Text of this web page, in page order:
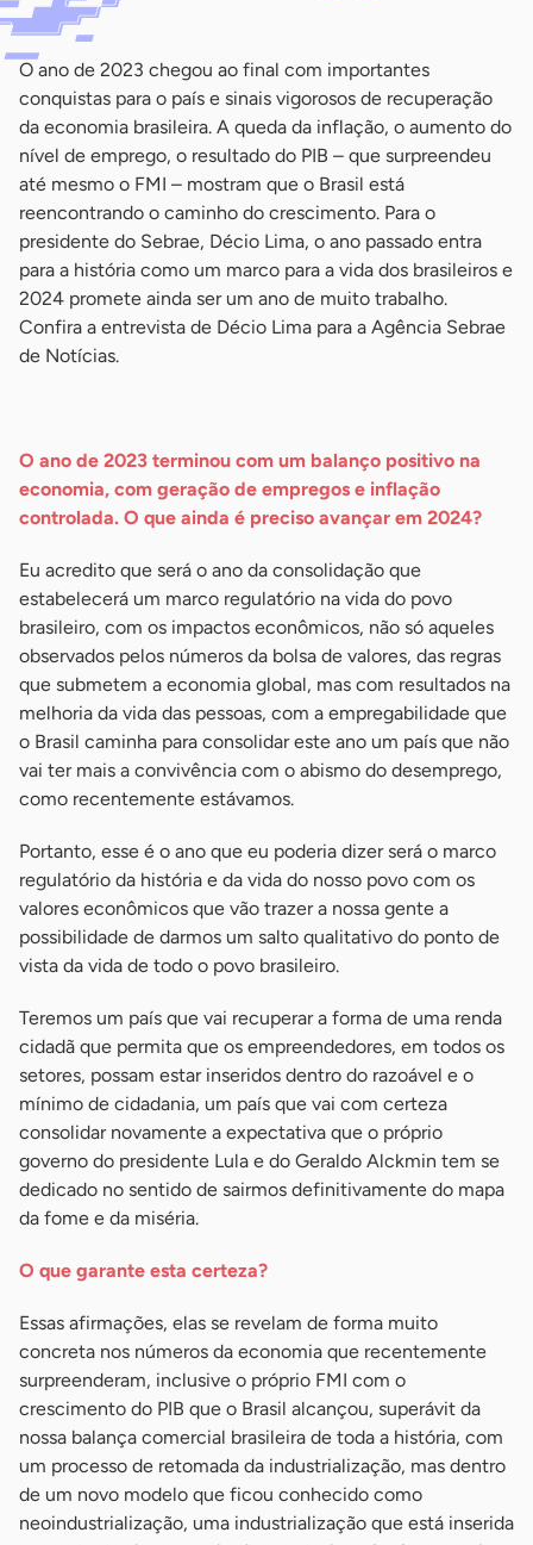
O ano de 2023 chegou ao final com importantes
conquistas para o país e sinais vigorosos de recuperação
da economia brasileira. A queda da inflação, o aumento do
nível de emprego, o resultado do PIB – que surpreendeu
até mesmo o FMI – mostram que o Brasil está
reencontrando o caminho do crescimento. Para o
presidente do Sebrae, Décio Lima, o ano passado entra
para a história como um marco para a vida dos brasileiros e
2024 promete ainda ser um ano de muito trabalho.
Confira a entrevista de Décio Lima para a Agência Sebrae
de Notícias.
O ano de 2023 terminou com um balanço positivo na
economia, com geração de empregos e inflação
controlada. O que ainda é preciso avançar em 2024?
Eu acredito que será o ano da consolidação que
estabelecerá um marco regulatório na vida do povo
brasileiro, com os impactos econômicos, não só aqueles
observados pelos números da bolsa de valores, das regras
que submetem a economia global, mas com resultados na
melhoria da vida das pessoas, com a empregabilidade que
o Brasil caminha para consolidar este ano um país que não
vai ter mais a convivência com o abismo do desemprego,
como recentemente estávamos.
Portanto, esse é o ano que eu poderia dizer será o marco
regulatório da história e da vida do nosso povo com os
valores econômicos que vão trazer a nossa gente a
possibilidade de darmos um salto qualitativo do ponto de
vista da vida de todo o povo brasileiro.
Teremos um país que vai recuperar a forma de uma renda
cidadã que permita que os empreendedores, em todos os
setores, possam estar inseridos dentro do razoável e o
mínimo de cidadania, um país que vai com certeza
consolidar novamente a expectativa que o próprio
governo do presidente Lula e do Geraldo Alckmin tem se
dedicado no sentido de sairmos definitivamente do mapa
da fome e da miséria.
O que garante esta certeza?
Essas afirmações, elas se revelam de forma muito
concreta nos números da economia que recentemente
surpreenderam, inclusive o próprio FMI com o
crescimento do PIB que o Brasil alcançou, superávit da
nossa balança comercial brasileira de toda a história, com
um processo de retomada da industrialização, mas dentro
de um novo modelo que ficou conhecido como
neoindustrialização, uma industrialização que está inserida